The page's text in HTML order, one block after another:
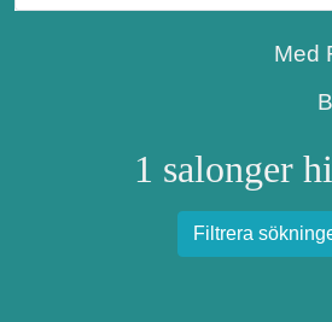
Med
1 salonger
Filtrera